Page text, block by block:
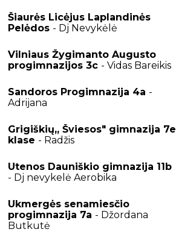
Šiaurės Licėjus Laplandinės
Pelėdos - Dj Nevykėlė
Vilniaus Žygimanto Augusto
progimnazijos 3c - Vidas Bareikis
Sandoros Progimnazija 4a -
Adrijana
Grigiškių,, Šviesos" gimnazija 7e
klase - Radžis
Utenos Dauniškio gimnazija 11b
- Dj nevykelė Aerobika
Ukmergės senamiesčio
progimnazija 7a - Džordana
Butkutė